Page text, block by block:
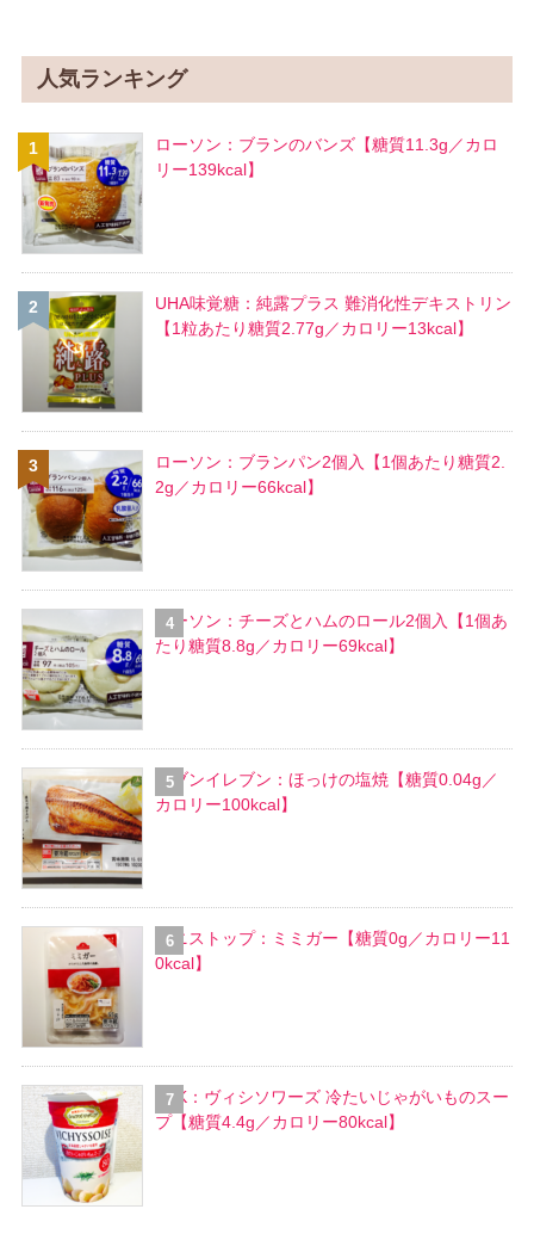
人気ランキング
ローソン：ブランのバンズ【糖質11.3g／カロ
リー139kcal】
UHA味覚糖：純露プラス 難消化性デキストリン
【1粒あたり糖質2.77g／カロリー13kcal】
ローソン：ブランパン2個入【1個あたり糖質2.
2g／カロリー66kcal】
ローソン：チーズとハムのロール2個入【1個あ
たり糖質8.8g／カロリー69kcal】
セブンイレブン：ほっけの塩焼【糖質0.04g／
カロリー100kcal】
ミニストップ：ミミガー【糖質0g／カロリー11
0kcal】
SSK：ヴィシソワーズ 冷たいじゃがいものスー
プ【糖質4.4g／カロリー80kcal】